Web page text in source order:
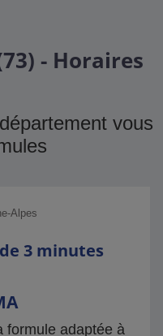
- Horaires
vous
Alpes
3 minutes
formule adaptée à